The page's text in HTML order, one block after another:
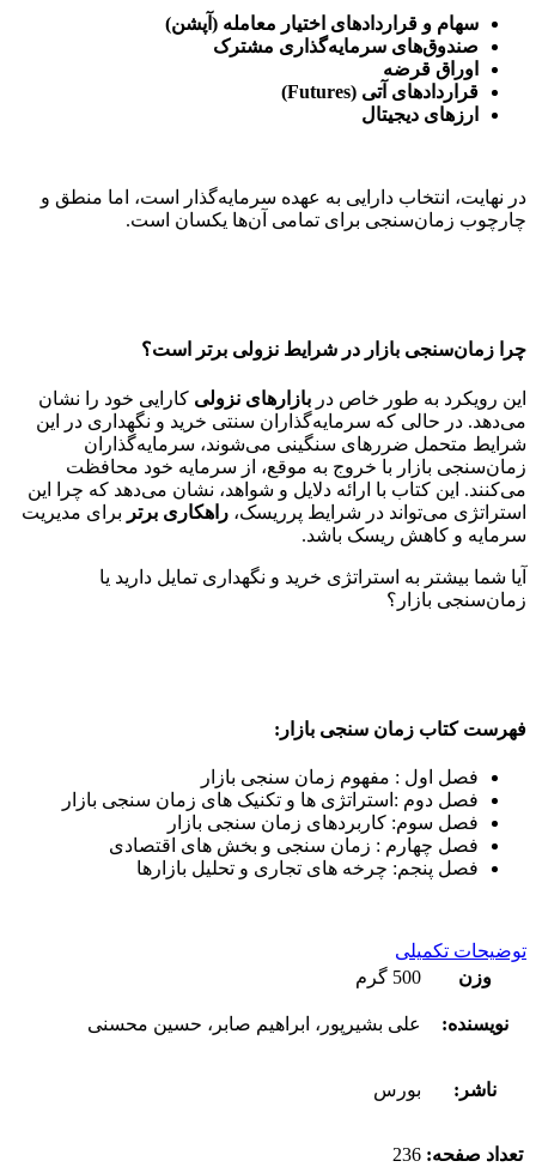
سهام و قراردادهای اختیار معامله (آپشن)
صندوق‌های سرمایه‌گذاری مشترک
اوراق قرضه
قراردادهای آتی (Futures)
ارزهای دیجیتال
در نهایت، انتخاب دارایی به عهده سرمایه‌گذار است، اما منطق و
چارچوب زمان‌سنجی برای تمامی آن‌ها یکسان است.
چرا زمان‌سنجی بازار در شرایط نزولی برتر است؟
این رویکرد به طور خاص در بازارهای نزولی کارایی خود را نشان
می‌دهد. در حالی که سرمایه‌گذاران سنتی خرید و نگهداری در این
شرایط متحمل ضررهای سنگینی می‌شوند، سرمایه‌گذاران
زمان‌سنجی بازار با خروج به موقع، از سرمایه خود محافظت
می‌کنند. این کتاب با ارائه دلایل و شواهد، نشان می‌دهد که چرا این
استراتژی می‌تواند در شرایط پرریسک، راهکاری برتر برای مدیریت
سرمایه و کاهش ریسک باشد.
آیا شما بیشتر به استراتژی خرید و نگهداری تمایل دارید یا
زمان‌سنجی بازار؟
فهرست کتاب زمان سنجی بازار:
فصل اول : مفهوم زمان سنجی بازار
فصل دوم :استراتژی ها و تکنیک های زمان سنجی بازار
فصل سوم: کاربردهای زمان سنجی بازار
فصل چهارم : زمان سنجی و بخش های اقتصادی
فصل پنجم: چرخه های تجاری و تحلیل بازارها
توضیحات تکمیلی
وزن
500 گرم
نویسنده: علی بشیرپور، ابراهیم صابر، حسین محسنی
ناشر: بورس
تعداد صفحه: 236